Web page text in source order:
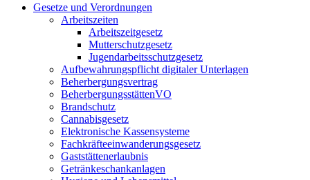
Gesetze und Verordnungen
Arbeitszeiten
Arbeitszeitgesetz
Mutterschutzgesetz
Jugendarbeitsschutzgesetz
Aufbewahrungspflicht digitaler Unterlagen
Beherbergungsvertrag
BeherbergungsstättenVO
Brandschutz
Cannabisgesetz
Elektronische Kassensysteme
Fachkräfteeinwanderungsgesetz
Gaststättenerlaubnis
Getränkeschankanlagen